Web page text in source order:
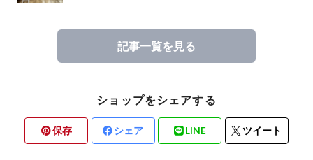
記事一覧を見る
ショップをシェアする
保存 シェア LINE ツイート